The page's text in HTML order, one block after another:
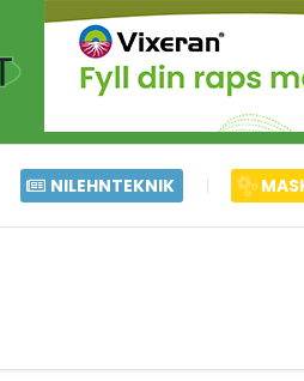
NILEHNTEKNIK